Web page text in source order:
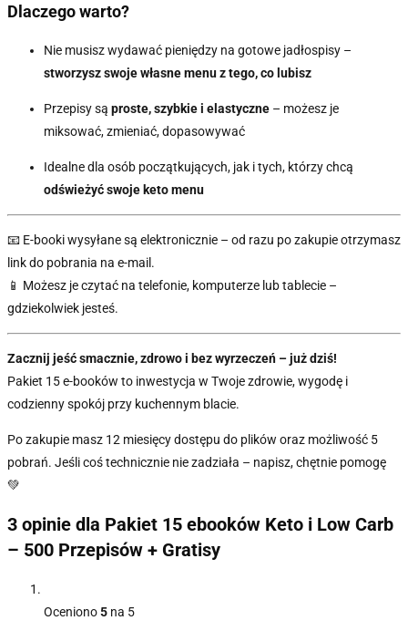
Dlaczego warto?
Nie musisz wydawać pieniędzy na gotowe jadłospisy –
stworzysz swoje własne menu z tego, co lubisz
Przepisy są proste, szybkie i elastyczne – możesz je
miksować, zmieniać, dopasowywać
Idealne dla osób początkujących, jak i tych, którzy chcą
odświeżyć swoje keto menu
📧 E-booki wysyłane są elektronicznie – od razu po zakupie otrzymasz
link do pobrania na e-mail.
📱 Możesz je czytać na telefonie, komputerze lub tablecie –
gdziekolwiek jesteś.
Zacznij jeść smacznie, zdrowo i bez wyrzeczeń – już dziś!
Pakiet 15 e-booków to inwestycja w Twoje zdrowie, wygodę i
codzienny spokój przy kuchennym blacie.
Po zakupie masz 12 miesięcy dostępu do plików oraz możliwość 5
pobrań. Jeśli coś technicznie nie zadziała – napisz, chętnie pomogę
💚
3 opinie dla Pakiet 15 ebooków Keto i Low Carb
– 500 Przepisów + Gratisy
Oceniono5 na 5